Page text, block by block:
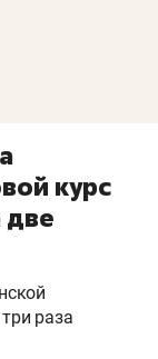
курс
две
раза